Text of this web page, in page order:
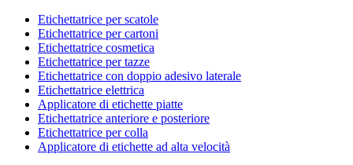
Etichettatrice per scatole
Etichettatrice per cartoni
Etichettatrice cosmetica
Etichettatrice per tazze
Etichettatrice con doppio adesivo laterale
Etichettatrice elettrica
Applicatore di etichette piatte
Etichettatrice anteriore e posteriore
Etichettatrice per colla
Applicatore di etichette ad alta velocità